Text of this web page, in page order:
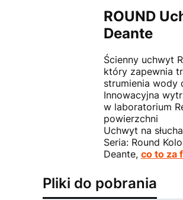
ROUND
Deante
Ścienny uchwyt
który zapewnia
strumienia wody
Innowacyjna
w laboratorium
powierzchni
Uchwyt na
Seria: Round
Deante, co to za
Pliki do pobrania